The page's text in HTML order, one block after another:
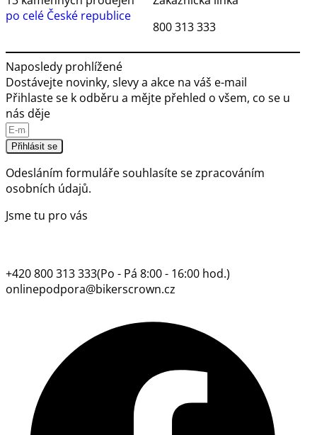
po celé České republice
800 313 333
Naposledy prohlížené
Dostávejte novinky, slevy a akce na váš e-mail
Přihlaste se k odběru a mějte přehled o všem, co se u
nás děje
Přihlásit se
Odesláním formuláře souhlasíte sezpracováním
osobních údajů.
Jsme tu pro vás
+420 800 313 333(Po - Pá 8:00 - 16:00 hod.)
onlinepodpora@bikerscrown.cz